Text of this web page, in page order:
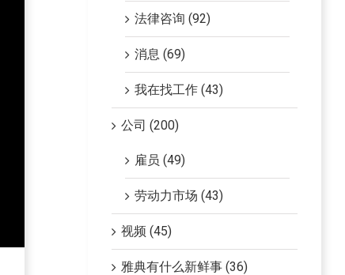
法律咨询 (92)
消息 (69)
我在找工作 (43)
公司 (200)
雇员 (49)
劳动力市场 (43)
视频 (45)
雅典有什么新鲜事 (36)